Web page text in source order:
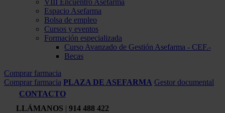
VIII Encuentro Asefarma
Espacio Asefarma
Bolsa de empleo
Cursos y eventos
Formación especializada
Curso Avanzado de Gestión Asefarma - CEF.-
Becas
Comprar farmacia
Comprar farmacia PLAZA DE ASEFARMA Gestor documental
CONTACTO
LLÁMANOS | 914 488 422